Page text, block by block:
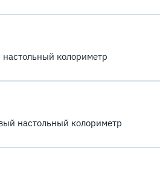
колориметр
настольный колориметр